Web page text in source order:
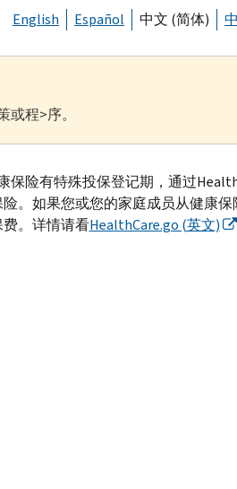
English Español 中文 (简体)
程>序。
保险有特殊投保登记期，通过
。如果您或您的家庭成员从健康
。详情请看HealthCare.go (英文)